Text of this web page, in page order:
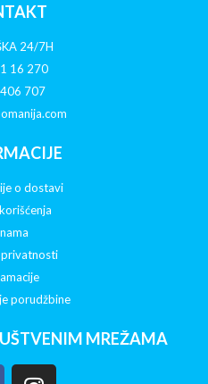
24/7H
16 270
707
o dostavi
porudžbine
MREŽAMA